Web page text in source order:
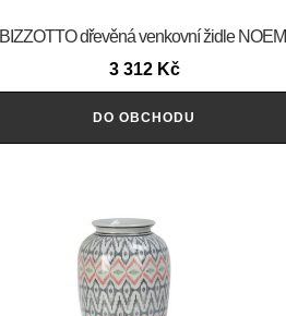
BIZZOTTO dřevěná venkovní židle NOEMI
3 312 Kč
DO OBCHODU